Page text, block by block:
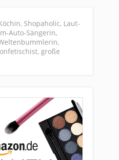
Shopaholic, Laut-
Auto-Sängerin,
große